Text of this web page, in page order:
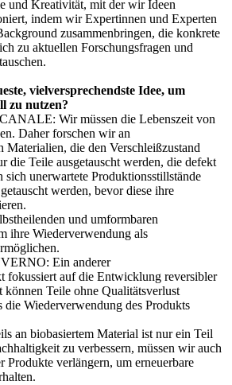
und Kreativität, mit der wir Ideen
indem wir Expertinnen und Experten
zusammenbringen, die konkrete
zu aktuellen Forschungsfragen und
vielversprechendste Idee, um
zu nutzen?
: Wir müssen die Lebenszeit von
Daher forschen wir an
Materialien, die den Verschleißzustand
die Teile ausgetauscht werden, die defekt
sich unerwartete Produktionsstillstände
werden, bevor diese ihre
und umformbaren
ihre Wiederverwendung als
: Ein anderer
fokussiert auf die Entwicklung reversibler
Teile ohne Qualitätsverlust
die Wiederverwendung des Produkts
an biobasiertem Material ist nur ein Teil
zu verbessern, müssen wir auch
Produkte verlängern, um erneuerbare